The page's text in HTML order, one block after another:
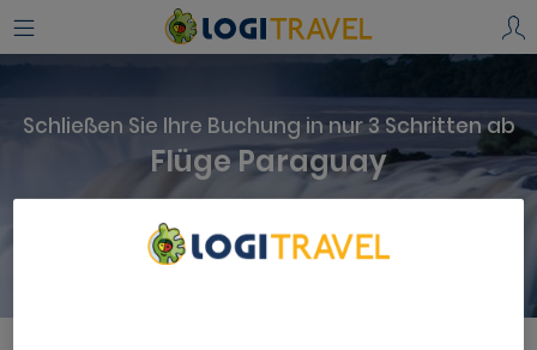
Schließen Sie Ihre Buchung in nur 3 Schritten ab
Flüge Paraguay
Flüge suchen